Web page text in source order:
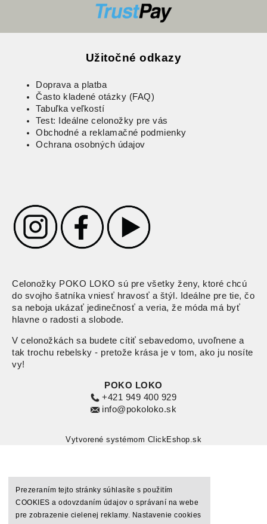
Prezeraním tejto stránky súhlasíte s použitím
COOKIES a odovzdaním údajov o správaní na webe
pre zobrazenie cielenej reklamy. Nastavenie cookies
Užitočné odkazy
Doprava a platba
Často kladené otázky (FAQ)
Tabuľka veľkostí
Test: Ideálne celonožky pre vás
Obchodné a reklamačné podmienky
Ochrana osobných údajov
Celonožky POKO LOKO sú pre všetky ženy, ktoré chcú
do svojho šatníka vniesť hravosť a štýl. Ideálne pre tie, čo
sa neboja ukázať jedinečnosť a veria, že móda má byť
hlavne o radosti a slobode.
V celonožkách sa budete cítiť sebavedomo, uvoľnene a
tak trochu rebelsky - pretože krása je v tom, ako ju nosíte
vy!
POKO LOKO
+421 949 400 929
info@pokoloko.sk
Vytvorené systémom ClickEshop.sk